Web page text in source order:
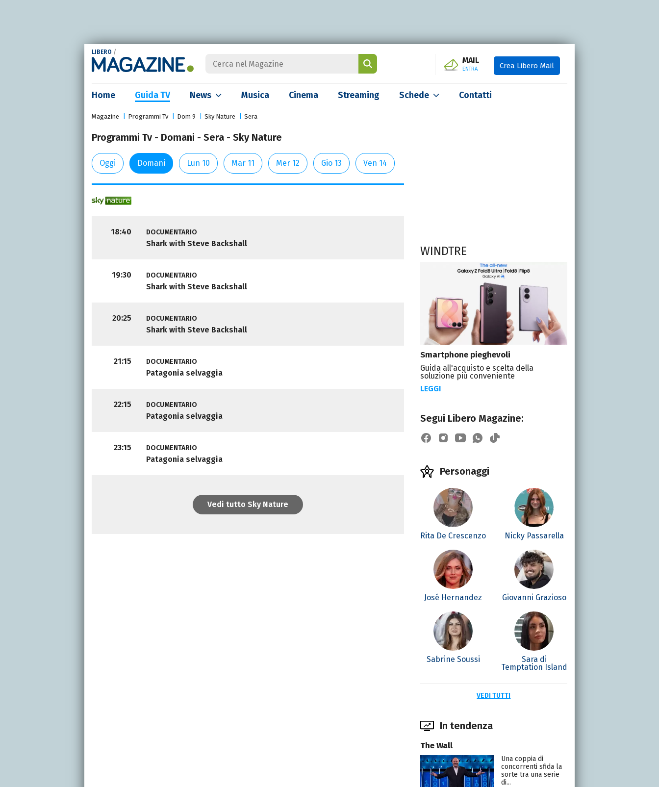
LIBERO /
MAIL
ENTRA Crea Libero Mail
Home Guida TV News Musica Cinema Streaming Schede Contatti
Magazine Programmi Tv Dom 9 Sky Nature Sera
Programmi Tv - Domani - Sera - Sky Nature
Oggi Domani Lun 10 Mar 11 Mer 12 Gio 13 Ven 14
18:40 DOCUMENTARIO
Shark with Steve Backshall
19:30 DOCUMENTARIO
Shark with Steve Backshall
20:25 DOCUMENTARIO
Shark with Steve Backshall
21:15 DOCUMENTARIO
Patagonia selvaggia
22:15 DOCUMENTARIO
Patagonia selvaggia
23:15 DOCUMENTARIO
Patagonia selvaggia
Vedi tutto Sky Nature
WINDTRE
Smartphone pieghevoli
Guida all'acquisto e scelta della
soluzione più conveniente
LEGGI
Segui Libero Magazine:
Personaggi
Rita De Crescenzo Nicky Passarella
José Hernandez Giovanni Grazioso
Sabrine Soussi
Sara di
Temptation Island
VEDI TUTTI
In tendenza
The Wall
Una coppia di
concorrenti sfida la
sorte tra una serie
di...